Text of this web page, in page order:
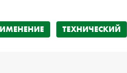
ТЕХНИЧЕСКИЙ